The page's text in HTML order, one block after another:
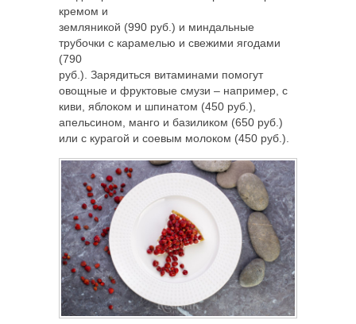
кремом и
земляникой (990 руб.) и миндальные
трубочки с карамелью и свежими ягодами
(790
руб.). Зарядиться витаминами помогут
овощные и фруктовые смузи – например, с
киви, яблоком и шпинатом (450 руб.),
апельсином, манго и базиликом (650 руб.)
или с курагой и соевым молоком (450 руб.).